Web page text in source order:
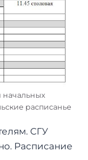
начальных
расписанье